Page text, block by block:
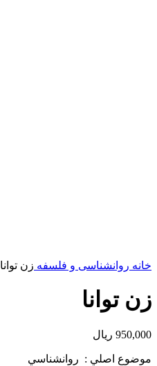
خانه روانشناسی و فلسفه زن توانا
زن توانا
950,000 ریال
موضوع اصلي : روانشناسي